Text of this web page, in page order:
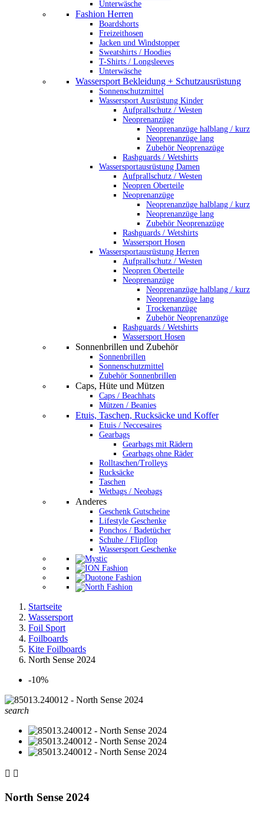
Unterwäsche
Fashion Herren
Boardshorts
Freizeithosen
Jacken und Windstopper
Sweatshirts / Hoodies
T-Shirts / Longsleeves
Unterwäsche
Wassersport Bekleidung + Schutzausrüstung
Sonnenschutzmittel
Wassersport Ausrüstung Kinder
Aufprallschutz / Westen
Neoprenanzüge
Neoprenanzüge halblang / kurz
Neoprenanzüge lang
Zubehör Neoprenazüge
Rashguards / Wetshirts
Wassersportausrüstung Damen
Aufprallschutz / Westen
Neopren Oberteile
Neoprenanzüge
Neoprenanzüge halblang / kurz
Neoprenanzüge lang
Zubehör Neoprenazüge
Rashguards / Wetshirts
Wassersport Hosen
Wassersportausrüstung Herren
Aufprallschutz / Westen
Neopren Oberteile
Neoprenanzüge
Neoprenanzüge halblang / kurz
Neoprenanzüge lang
Trockenanzüge
Zubehör Neoprenanzüge
Rashguards / Wetshirts
Wassersport Hosen
Sonnenbrillen und Zubehör
Sonnenbrillen
Sonnenschutzmittel
Zubehör Sonnenbrillen
Caps, Hüte und Mützen
Caps / Beachhats
Mützen / Beanies
Etuis, Taschen, Rucksäcke und Koffer
Etuis / Neccesaires
Gearbags
Gearbags mit Rädern
Gearbags ohne Räder
Rolltaschen/Trolleys
Rucksäcke
Taschen
Wetbags / Neobags
Anderes
Geschenk Gutscheine
Lifestyle Geschenke
Ponchos / Badetücher
Schuhe / Flipflop
Wassersport Geschenke
Startseite
Wassersport
Foil Sport
Foilboards
Kite Foilboards
North Sense 2024
-10%
search
 
North Sense 2024